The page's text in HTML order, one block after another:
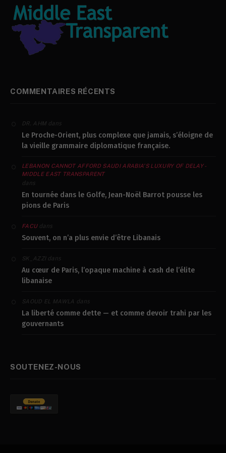
COMMENTAIRES RÉCENTS
DR. AHM dans
Le Proche-Orient, plus complexe que jamais, s’éloigne de
la vieille grammaire diplomatique française.
LEBANON CANNOT AFFORD SAUDI ARABIA’S LUXURY OF DELAY -
MIDDLE EAST TRANSPARENT
dans
En tournée dans le Golfe, Jean-Noël Barrot pousse les
pions de Paris
FACUdans
Souvent, on n’a plus envie d’être Libanais
SK_AZZIdans
Au cœur de Paris, l’opaque machine à cash de l’élite
libanaise
SAOUD EL MAWLA dans
La liberté comme dette — et comme devoir trahi par les
gouvernants
SOUTENEZ-NOUS